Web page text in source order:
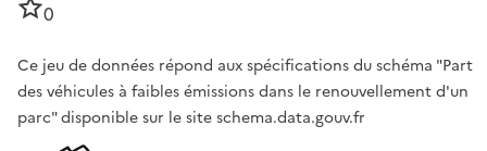
0
Ce jeu de données répond aux spécifications du schéma "Part
des véhicules à faibles émissions dans le renouvellement d'un
parc" disponible sur le site schema.data.gouv.fr